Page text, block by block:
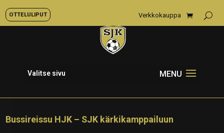
OTTELULIPUT Verkkokauppa
Valitse sivu
Bussireissu HJK – SJK kärkikamppailuun